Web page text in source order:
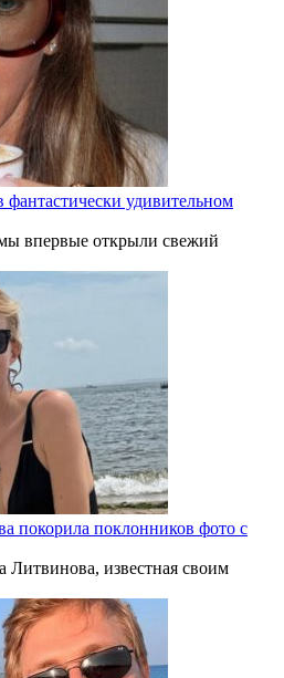
фантастически удивительном
впервые открыли свежий
покорила поклонников фото с
Литвинова, известная своим